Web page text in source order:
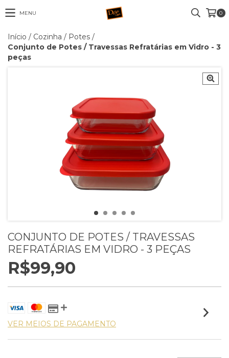
MENU 0
Início / Cozinha / Potes /
Conjunto de Potes / Travessas Refratárias em Vidro - 3
peças
CONJUNTO DE POTES / TRAVESSAS
REFRATÁRIAS EM VIDRO - 3 PEÇAS
R$99,90
VER MEIOS DE PAGAMENTO